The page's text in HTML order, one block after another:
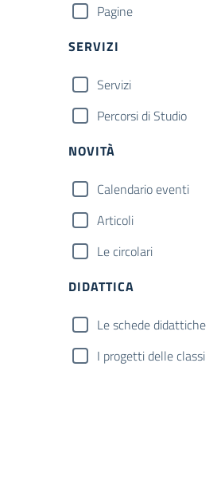
Pagine
SERVIZI
Servizi
Percorsi di Studio
NOVITÀ
Calendario eventi
Articoli
Le circolari
DIDATTICA
Le schede didattiche
I progetti delle classi